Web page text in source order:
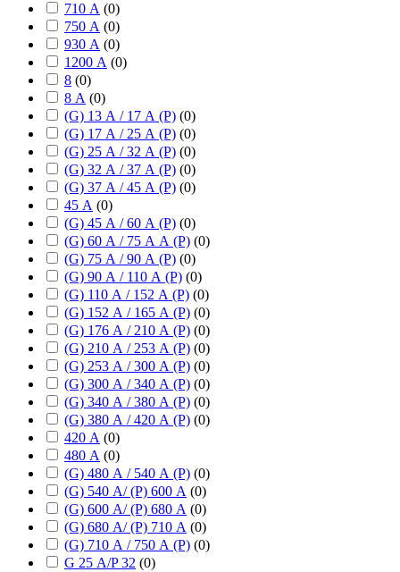
710 А (0)
750 А (0)
930 А (0)
1200 А (0)
8 (0)
8 А (0)
(G) 13 А / 17 А (P) (0)
(G) 17 А / 25 А (P) (0)
(G) 25 А / 32 А (P) (0)
(G) 32 А / 37 А (P) (0)
(G) 37 А / 45 А (P) (0)
45 А (0)
(G) 45 А / 60 А (P) (0)
(G) 60 А / 75 А А (P) (0)
(G) 75 А / 90 А (P) (0)
(G) 90 А / 110 А (P) (0)
(G) 110 А / 152 А (P) (0)
(G) 152 А / 165 А (P) (0)
(G) 176 А / 210 А (P) (0)
(G) 210 А / 253 А (P) (0)
(G) 253 А / 300 А (P) (0)
(G) 300 А / 340 А (P) (0)
(G) 340 А / 380 А (P) (0)
(G) 380 А / 420 А (P) (0)
420 А (0)
480 А (0)
(G) 480 А / 540 А (P) (0)
(G) 540 А/ (P) 600 А (0)
(G) 600 А/ (P) 680 А (0)
(G) 680 А/ (P) 710 А (0)
(G) 710 А / 750 А (P) (0)
G 25 А/P 32 (0)